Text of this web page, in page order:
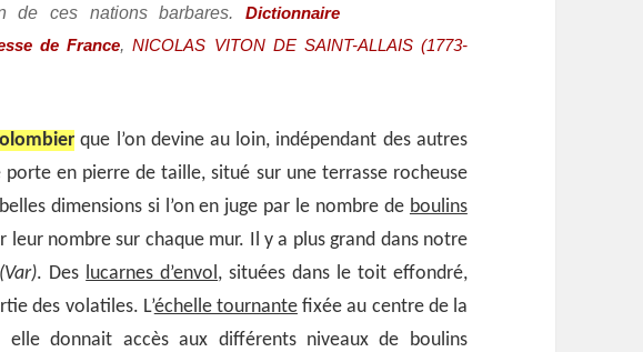
de ces nations barbares. Dictionnaire
de France,NICOLAS VITON DE SAINT-ALLAIS (1773-
que l’on devine au loin, indépendant des autres
porte en pierre de taille, situé sur une terrasse rocheuse
dimensions si l’on en juge par le nombre de boulins
leur nombre sur chaque mur. Il y a plus grand dans notre
. Des lucarnes d’envol, situées dans le toit effondré,
des volatiles. L’échelle tournantefixée au centre de la
donnait accès aux différents niveaux de boulins